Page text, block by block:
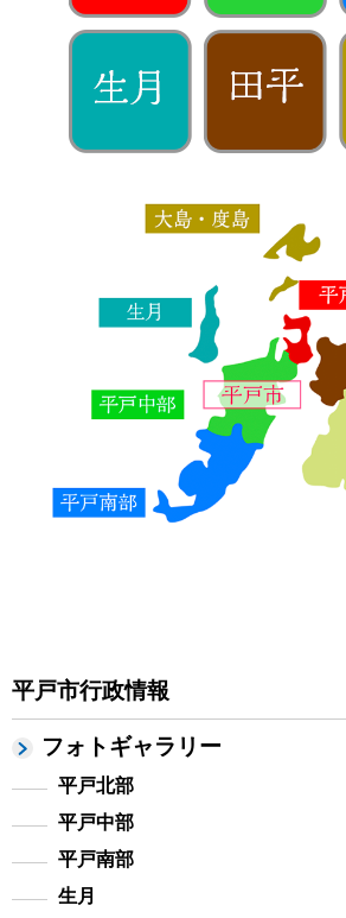
平戸市行政情報
フォトギャラリー
平戸北部
平戸中部
平戸南部
生月